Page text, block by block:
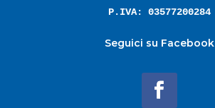
P.IVA: 03577200284
Seguici su Facebook